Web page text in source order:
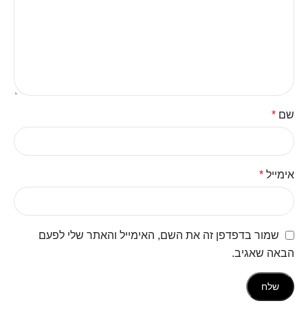
שם *
אימייל *
שמור בדפדפן זה את השם, האימייל והאתר שלי לפעם
הבאה שאגיב.